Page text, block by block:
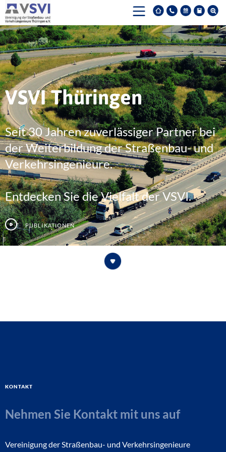
VSVI Thüringen
Seit 30 Jahren zuverlässiger Partner bei
der Weiterbildung der Straßenbau- und
Verkehrsingenieure.
Entdecken Sie die Vielfalt der VSVI.
Publikationen
Kontakt
Nehmen Sie Kontakt mit uns auf
Vereinigung der Straßenbau- und Verkehrsingenieure